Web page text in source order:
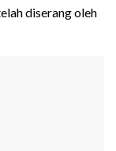
diserang oleh